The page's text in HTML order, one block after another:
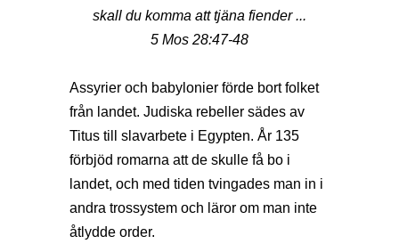
skall du komma att tjäna fiender ...
5 Mos 28:47-48
Assyrier och babylonier förde bort folket
från landet. Judiska rebeller sädes av
Titus till slavarbete i Egypten. År 135
förbjöd romarna att de skulle få bo i
landet, och med tiden tvingades man in i
andra trossystem och läror om man inte
åtlydde order.